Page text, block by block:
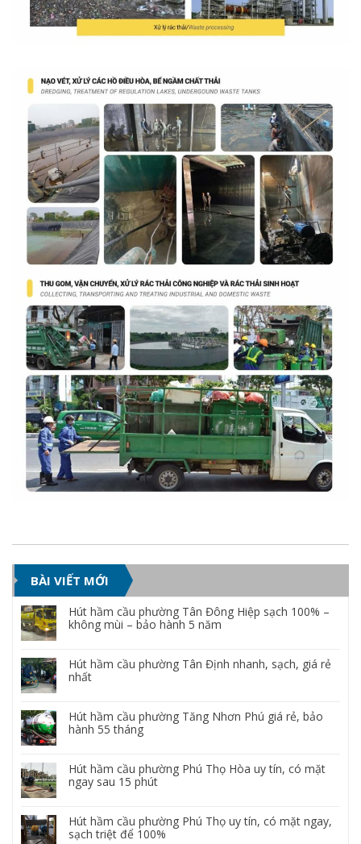
BÀI VIẾT MỚI
Hút hầm cầu phường Tân Đông Hiệp sạch 100% –
không mùi – bảo hành 5 năm
Hút hầm cầu phường Tân Định nhanh, sạch, giá rẻ
nhất
Hút hầm cầu phường Tăng Nhơn Phú giá rẻ, bảo
hành 55 tháng
Hút hầm cầu phường Phú Thọ Hòa uy tín, có mặt
ngay sau 15 phút
Hút hầm cầu phường Phú Thọ uy tín, có mặt ngay,
sạch triệt để 100%